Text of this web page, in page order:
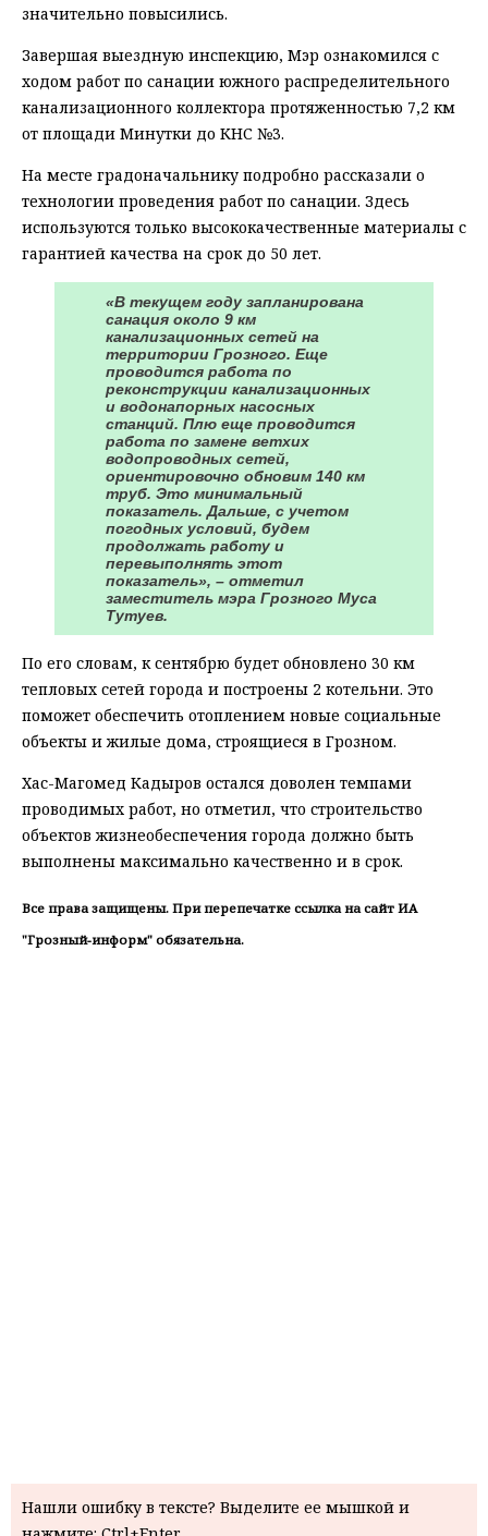
значительно повысились.
Завершая выездную инспекцию, Мэр ознакомился с
ходом работ по санации южного распределительного
канализационного коллектора протяженностью 7,2 км
от площади Минутки до КНС №3.
На месте градоначальнику подробно рассказали о
технологии проведения работ по санации. Здесь
используются только высококачественные материалы с
гарантией качества на срок до 50 лет.
«В текущем году запланирована
санация около 9 км
канализационных сетей на
территории Грозного. Еще
проводится работа по
реконструкции канализационных
и водонапорных насосных
станций. Плю еще проводится
работа по замене ветхих
водопроводных сетей,
ориентировочно обновим 140 км
труб. Это минимальный
показатель. Дальше, с учетом
погодных условий, будем
продолжать работу и
перевыполнять этот
показатель», – отметил
заместитель мэра Грозного Муса
Тутуев.
По его словам, к сентябрю будет обновлено 30 км
тепловых сетей города и построены 2 котельни. Это
поможет обеспечить отоплением новые социальные
объекты и жилые дома, строящиеся в Грозном.
Хас-Магомед Кадыров остался доволен темпами
проводимых работ, но отметил, что строительство
объектов жизнеобеспечения города должно быть
выполнены максимально качественно и в срок.
Все права защищены. При перепечатке ссылка на сайт ИА
"Грозный-информ" обязательна.
Нашли ошибку в тексте? Выделите ее мышкой и